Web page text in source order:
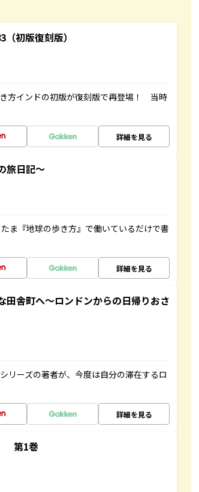
初版復刻版）
方インドの初版が復刻版で再登場！ 当時
詳細を見る
旅日記～
ま『地球の歩き方』で働いているだけで書
詳細を見る
田舎町へ～ロンドンからの日帰りおさ
リーズの著者が、今度は自分の滞在するロ
詳細を見る
第1巻